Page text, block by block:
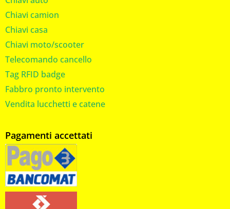
Chiavi camion
Chiavi casa
Chiavi moto/scooter
Telecomando cancello
Tag RFID badge
Fabbro pronto intervento
Vendita lucchetti e catene
Pagamenti accettati